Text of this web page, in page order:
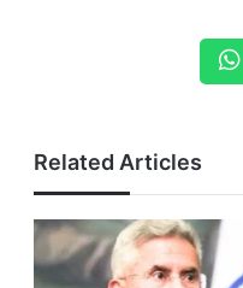
Related Articles